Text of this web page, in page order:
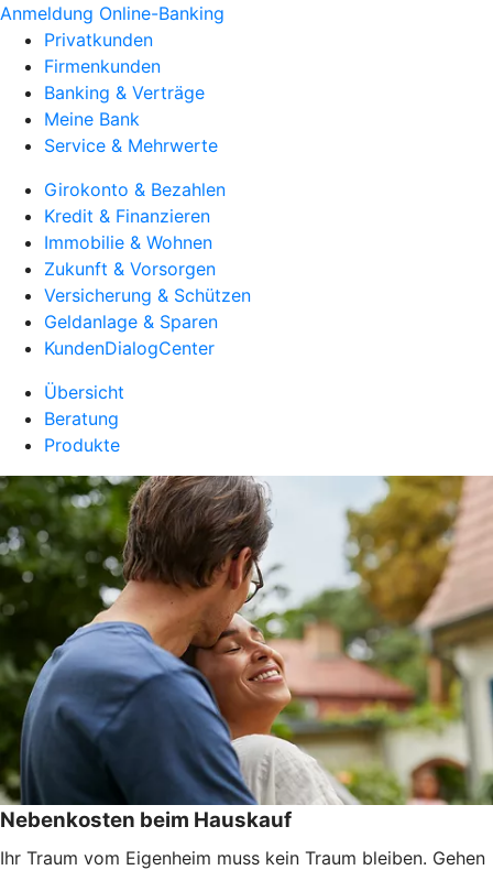
Anmeldung Online-Banking
Privatkunden
Firmenkunden
Banking & Verträge
Meine Bank
Service & Mehrwerte
Girokonto & Bezahlen
Kredit & Finanzieren
Immobilie & Wohnen
Zukunft & Vorsorgen
Versicherung & Schützen
Geldanlage & Sparen
KundenDialogCenter
Übersicht
Beratung
Produkte
Nebenkosten beim Hauskauf
Ihr Traum vom Eigenheim muss kein Traum bleiben. Gehen